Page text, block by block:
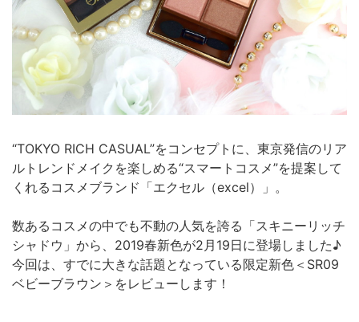
“TOKYO RICH CASUAL”をコンセプトに、東京発信のリア
ルトレンドメイクを楽しめる“スマートコスメ”を提案して
くれるコスメブランド「エクセル（excel）」。
数あるコスメの中でも不動の人気を誇る「スキニーリッチ
シャドウ」から、2019春新色が2月19日に登場しました♪
今回は、すでに大きな話題となっている限定新色＜SR09
ベビーブラウン＞をレビューします！